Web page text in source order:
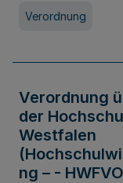
Verordnung
Verordnung
der
Westfalen
ng – -